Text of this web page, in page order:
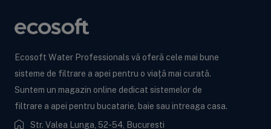
Ecosoft Water Professionals vă oferă cele mai bune
sisteme de filtrare a apei pentru o viață mai curată.
Suntem un magazin online dedicat sistemelor de
filtrare a apei pentru bucatarie, baie sau intreaga casa.
Str. Valea Lunga, 52-54, Bucuresti